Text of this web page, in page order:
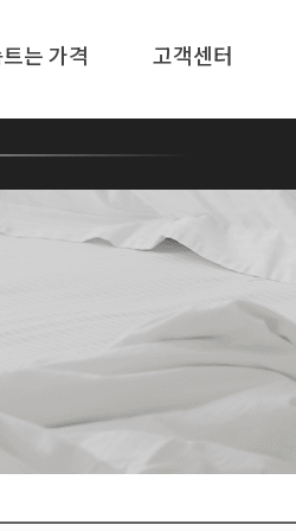
는 가격 고객센터